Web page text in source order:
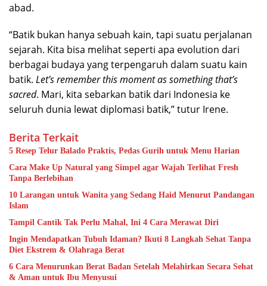
abad.
“Batik bukan hanya sebuah kain, tapi suatu perjalanan
sejarah. Kita bisa melihat seperti apa evolution dari
berbagai budaya yang terpengaruh dalam suatu kain
batik. Let’s remember this moment as something that’s
sacred. Mari, kita sebarkan batik dari Indonesia ke
seluruh dunia lewat diplomasi batik,” tutur Irene.
Berita Terkait
5 Resep Telur Balado Praktis, Pedas Gurih untuk Menu Harian
Cara Make Up Natural yang Simpel agar Wajah Terlihat Fresh
Tanpa Berlebihan
10 Larangan untuk Wanita yang Sedang Haid Menurut Pandangan
Islam
Tampil Cantik Tak Perlu Mahal, Ini 4 Cara Merawat Diri
Ingin Mendapatkan Tubuh Idaman? Ikuti 8 Langkah Sehat Tanpa
Diet Ekstrem & Olahraga Berat
6 Cara Menurunkan Berat Badan Setelah Melahirkan Secara Sehat
& Aman untuk Ibu Menyusui